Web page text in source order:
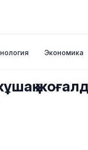
Экономика